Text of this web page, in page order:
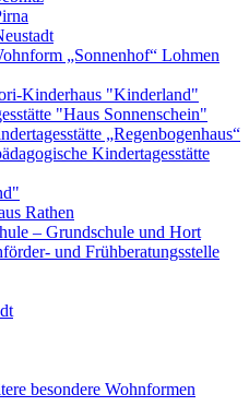
„Sonnenhof“ Lohmen
Kinderhaus "Kinderland"
"Haus Sonnenschein"
„Regenbogenhaus“
Kindertagesstätte
Rathen
– Grundschule und Hort
und Frühberatungsstelle
besondere Wohnformen